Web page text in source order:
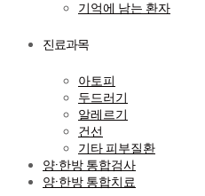
기억에 남는 환자
진료과목
아토피
두드러기
알레르기
건선
기타 피부질환
양·한방 통합검사
양·한방 통합치료